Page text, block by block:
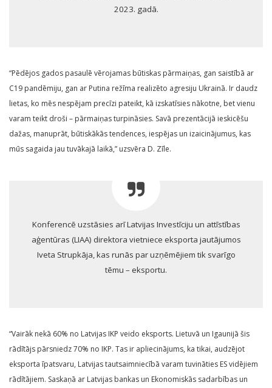
2023. gadā.
“Pēdējos gados pasaulē vērojamas būtiskas pārmaiņas, gan saistībā ar
C19 pandēmiju, gan ar Putina režīma realizēto agresiju Ukrainā. Ir daudz
lietas, ko mēs nespējam precīzi pateikt, kā izskatīsies nākotne, bet vienu
varam teikt droši – pārmaiņas turpināsies. Savā prezentācijā ieskicēšu
dažas, manuprāt, būtiskākās tendences, iespējas un izaicinājumus, kas
mūs sagaida jau tuvākajā laikā,” uzsvēra D. Zīle.
Konferencē uzstāsies arī Latvijas Investīciju un attīstības
aģentūras (LIAA) direktora vietniece eksporta jautājumos
Iveta Strupkāja, kas runās par uzņēmējiem tik svarīgo
tēmu – eksportu.
“Vairāk nekā 60% no Latvijas IKP veido eksports. Lietuvā un Igaunijā šis
rādītājs pārsniedz 70% no IKP. Tas ir apliecinājums, ka tikai, audzējot
eksporta īpatsvaru, Latvijas tautsaimniecībā varam tuvināties ES vidējiem
rādītājiem. Saskaņā ar Latvijas bankas un Ekonomiskās sadarbības un